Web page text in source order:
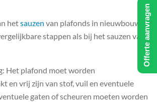
hetsauzen van plafonds in nieuwbouw
stappen als bij het sauzen van
Het plafond moet worden
en vrij zijn van stof, vuil en eventuele
gaten of scheuren moeten worden
Offerte aanvragen